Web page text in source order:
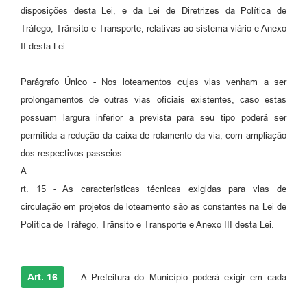
disposições desta Lei, e da Lei de Diretrizes da Política de
Tráfego, Trânsito e Transporte, relativas ao sistema viário e Anexo
II desta Lei.
Parágrafo Único - Nos loteamentos cujas vias venham a ser
prolongamentos de outras vias oficiais existentes, caso estas
possuam largura inferior a prevista para seu tipo poderá ser
permitida a redução da caixa de rolamento da via, com ampliação
dos respectivos passeios.
A
rt. 15 - As características técnicas exigidas para vias de
circulação em projetos de loteamento são as constantes na Lei de
Política de Tráfego, Trânsito e Transporte e Anexo III desta Lei.
Art. 16 - A Prefeitura do Município poderá exigir em cada